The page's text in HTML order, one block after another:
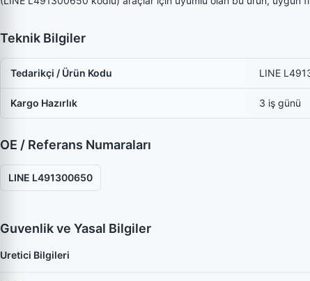
Teknik Bilgiler
Tedarikçi / Ürün Kodu LINE
Kargo Hazırlık 3 iş günü
OE / Referans Numaraları
LINE L491300650
Guvenlik ve Yasal Bilgiler
Uretici Bilgileri